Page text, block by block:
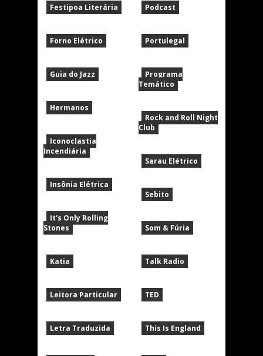
Festipoa Literária
Forno Elétrico
Guia do Jazz
Hermanos
Iconoclastia
Incendiária
Insônia Elétrica
It's Only Rolling
Stones
Katia
Leitora Particular
Letra Traduzida
Podcast
Portulegal
Programa
Temático
Rock and Roll Night
Club
Sarau Elétrico
Sebito
Som & Fúria
Talk Radio
TED
This Is England